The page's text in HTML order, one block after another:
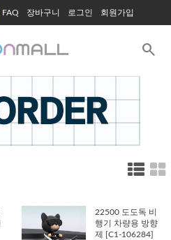
FAQ 장바구니 로그인 회원가입
search
22500 도도독 비
행기 차량용 방향
제 [C1-106284]